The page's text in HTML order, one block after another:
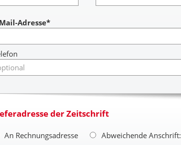
Adresse*
der Zeitschrift
An Rechnungsadresse Abweichende Anschrift: